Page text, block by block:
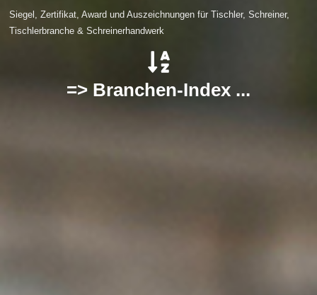
Siegel, Zertifikat, Award und Auszeichnungen für Tischler, Schreiner,
Tischlerbranche & Schreinerhandwerk
=> Branchen-Index ...